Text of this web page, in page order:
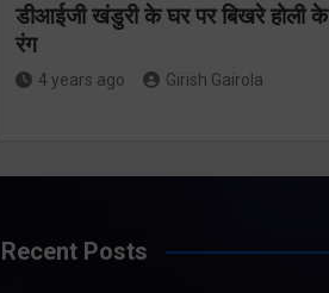
डीआईजी खंडुरी के घर पर बिखरे होली के
रंग
4 years ago Girish Gairola
Recent Posts